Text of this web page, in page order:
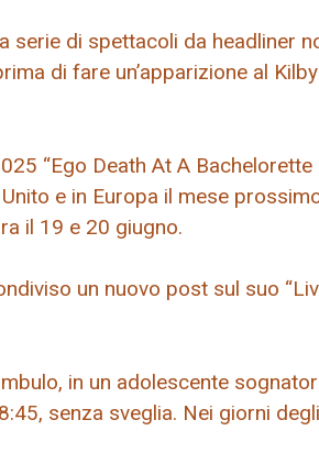
serie di spettacoli da headliner
di fare un’apparizione al
“Ego Death At A Bachelorette
e in Europa il mese
il 19 e 20 giugno.
un nuovo post sul suo
in un adolescente
senza sveglia. Nei giorni